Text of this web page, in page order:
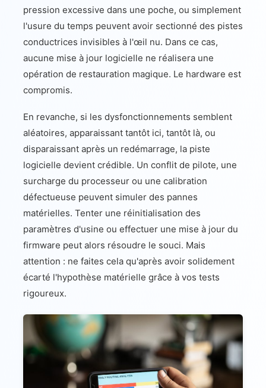
pression excessive dans une poche, ou simplement
l'usure du temps peuvent avoir sectionné des pistes
conductrices invisibles à l'œil nu. Dans ce cas,
aucune mise à jour logicielle ne réalisera une
opération de restauration magique. Le hardware est
compromis.
En revanche, si les dysfonctionnements semblent
aléatoires, apparaissant tantôt ici, tantôt là, ou
disparaissant après un redémarrage, la piste
logicielle devient crédible. Un conflit de pilote, une
surcharge du processeur ou une calibration
défectueuse peuvent simuler des pannes
matérielles. Tenter une réinitialisation des
paramètres d'usine ou effectuer une mise à jour du
firmware peut alors résoudre le souci. Mais
attention : ne faites cela qu'après avoir solidement
écarté l'hypothèse matérielle grâce à vos tests
rigoureux.